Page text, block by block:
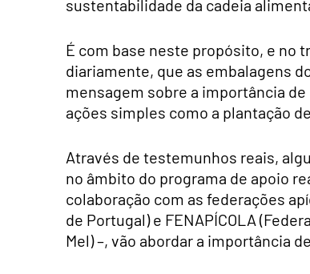
sustentabilidade da cadeia
É com base neste propósito, e no
diariamente, que as embalagens
mensagem sobre a importância
ações simples como a plantação
Através de testemunhos reais,
no âmbito do programa de apoio
colaboração com as federações
de Portugal) e FENAPÍCOLA
Mel) –, vão abordar a importância